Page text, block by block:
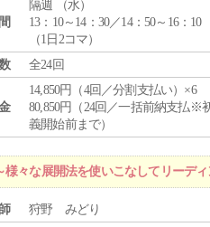
隔週 （水）
13：10～14：30／14：50～16：10
（1日2コマ）
全24回
14,850円（4回／分割支払い）×6
80,850円（24回／一括前納支払※
義開始前まで）
々な展開法を使いこなしてリーディ
狩野 みどり